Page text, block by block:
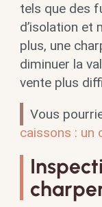
tels que des
d’isolation et
plus, une
diminuer la
vente plus
Vous
caissons : un